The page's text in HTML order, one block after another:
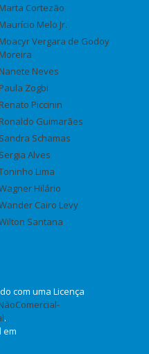
Marta Cortezão
Maurício Melo Jr.
Moacyr Vergara de Godoy
Moreira
Nanete Neves
Paula Zogbi
Renato Piccinin
Ronaldo Guimarães
Sandra Schamas
Sergia Alves
Lima
Hilário
Cairo Levy
Santana
com uma Licença
.
em